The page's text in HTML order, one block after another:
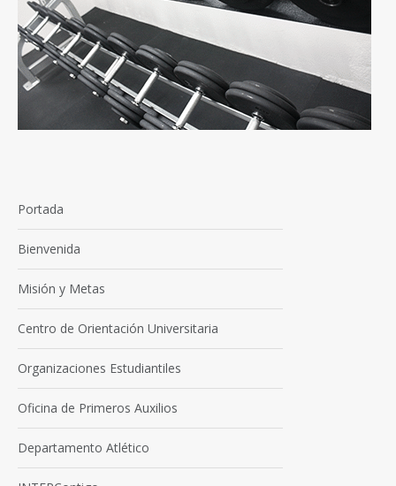
Portada
Bienvenida
Misión y Metas
Centro de Orientación Universitaria
Organizaciones Estudiantiles
Oficina de Primeros Auxilios
Departamento Atlético